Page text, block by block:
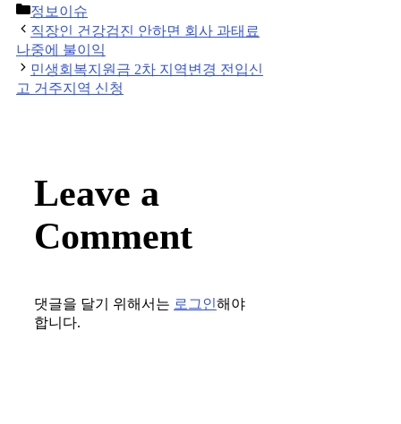
Categories
정보이슈
Post
navigation
직장인 건강검진 안하면 회사 과태료
나중에 불이익
민생회복지원금 2차 지역변경 전입신
고 거주지역 신청
Leave a
Comment
댓글을 달기 위해서는 로그인해야
합니다.